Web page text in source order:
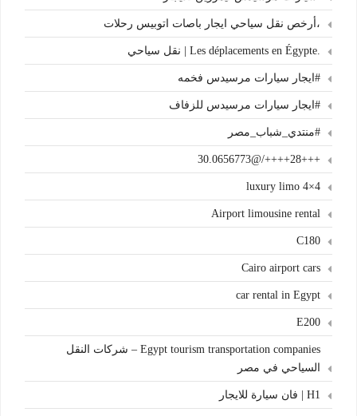
،أرخص نقل سياحي ايجار باصات اتوبيس رحلات
.Les déplacements en Égypte | نقل سياحي
#ايجار سيارات مرسيدس فخمه
#ايجار سيارات مرسيدس للزفاف
#منتدي_شباب_مصر
+++28++++/@30.0656773
4×4 luxury limo
Airport limousine rental
C180
Cairo airport cars
car rental in Egypt
E200
Egypt tourism transportation companies – شركات النقل
السياحي في مصر
H1 | فان سيارة للايجار